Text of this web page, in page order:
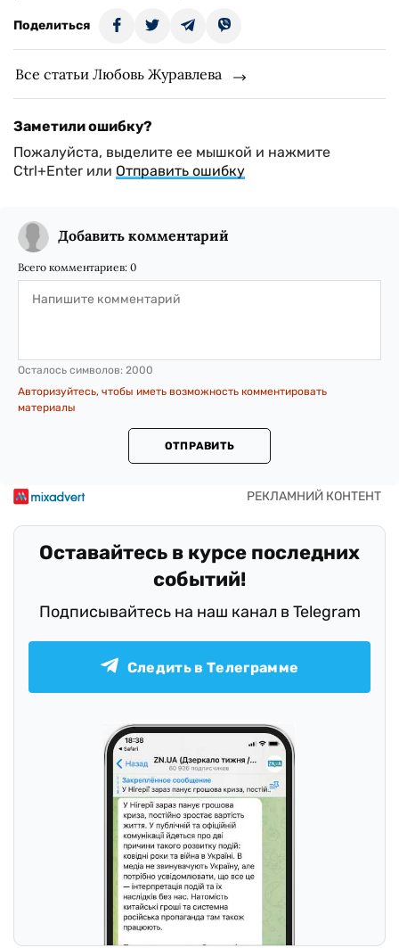
Поделиться
Все статьи Любовь Журавлева
Заметили ошибку?
Пожалуйста, выделите ее мышкой и нажмите
Ctrl+Enter или Отправить ошибку
Добавить комментарий
Всего комментариев: 0
Осталось символов: 2000
Авторизуйтесь, чтобы иметь возможность комментировать
материалы
ОТПРАВИТЬ
Оставайтесь в курсе последних
событий!
Подписывайтесь на наш канал в Telegram
Следить в Телеграмме